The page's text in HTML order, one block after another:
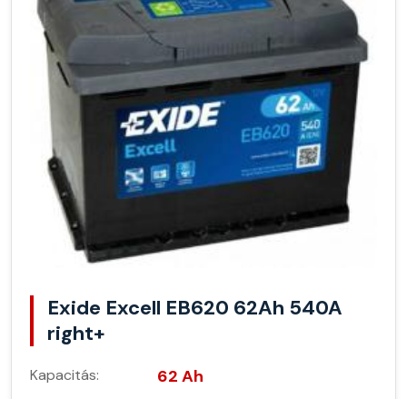
Exide Excell EB620 62Ah 540A
right+
Kapacitás: 62 Ah